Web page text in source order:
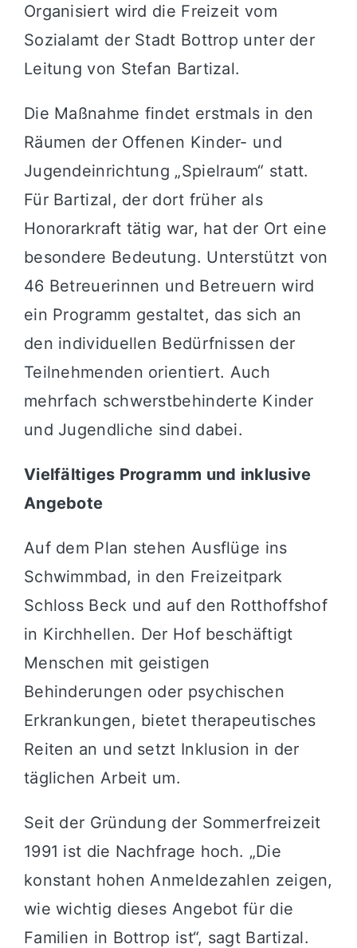
Organisiert wird die Freizeit vom
Sozialamt der Stadt Bottrop unter der
Leitung von Stefan Bartizal.
Die Maßnahme findet erstmals in den
Räumen der Offenen Kinder- und
Jugendeinrichtung „Spielraum“ statt.
Für Bartizal, der dort früher als
Honorarkraft tätig war, hat der Ort eine
besondere Bedeutung. Unterstützt von
46 Betreuerinnen und Betreuern wird
ein Programm gestaltet, das sich an
den individuellen Bedürfnissen der
Teilnehmenden orientiert. Auch
mehrfach schwerstbehinderte Kinder
und Jugendliche sind dabei.
Vielfältiges Programm und inklusive
Angebote
Auf dem Plan stehen Ausflüge ins
Schwimmbad, in den Freizeitpark
Schloss Beck und auf den Rotthoffshof
in Kirchhellen. Der Hof beschäftigt
Menschen mit geistigen
Behinderungen oder psychischen
Erkrankungen, bietet therapeutisches
Reiten an und setzt Inklusion in der
täglichen Arbeit um.
Seit der Gründung der Sommerfreizeit
1991 ist die Nachfrage hoch. „Die
konstant hohen Anmeldezahlen zeigen,
wie wichtig dieses Angebot für die
Familien in Bottrop ist“, sagt Bartizal.